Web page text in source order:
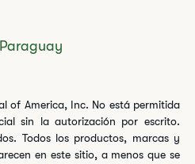
of America, Inc. No está permitida
sin la autorización por escrito.
Todos los productos, marcas y
en este sitio, a menos que se
Paraguay